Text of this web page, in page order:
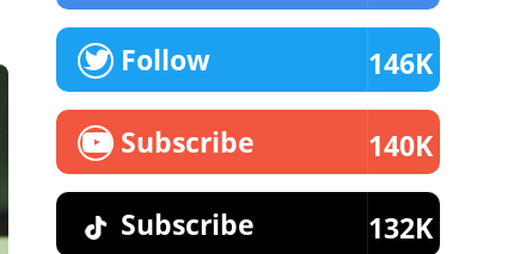
Follow 146K
Subscribe 140K
Subscribe 132K